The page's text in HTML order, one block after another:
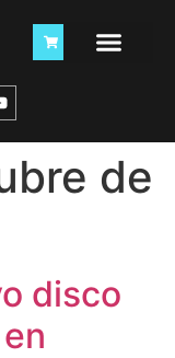
de
disco